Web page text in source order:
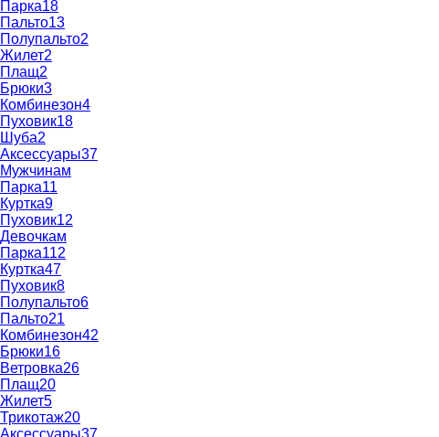
Парка18
Пальто13
Полупальто2
Жилет2
Плащ2
Брюки3
Комбинезон4
Пуховик18
Шуба2
Аксессуары37
Мужчинам
Парка11
Куртка9
Пуховик12
Девочкам
Парка112
Куртка47
Пуховик8
Полупальто6
Пальто21
Комбинезон42
Брюки16
Ветровка26
Плащ20
Жилет5
Трикотаж20
Аксессуары37